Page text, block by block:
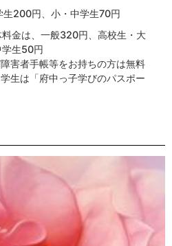
200円、小・中学生70円
金は、一般320円、高校生・大
生50円
害者手帳等をお持ちの方は無料
生は「府中っ子学びのパスポー